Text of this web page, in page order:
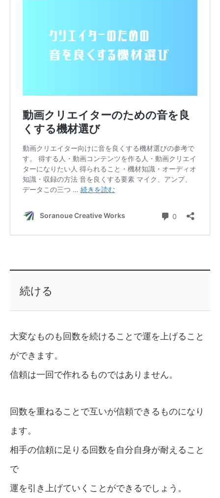
続ける
大変なものも回数を続けることで運を上げること
ができます。
信頼は一回で作れるものではありません。
回数を重ねることで互いが信頼できるものになり
ます。
相手の信頼に足りる回数を自分自身が耐えること
で
運を引き上げていくことができるでしょう。